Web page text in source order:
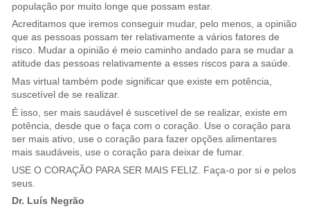
população por muito longe que possam estar.
Acreditamos que iremos conseguir mudar, pelo menos, a opinião
que as pessoas possam ter relativamente a vários fatores de
risco. Mudar a opinião é meio caminho andado para se mudar a
atitude das pessoas relativamente a esses riscos para a saúde.
Mas virtual também pode significar que existe em potência,
suscetível de se realizar.
É isso, ser mais saudável é suscetível de se realizar, existe em
potência, desde que o faça com o coração. Use o coração para
ser mais ativo, use o coração para fazer opções alimentares
mais saudáveis, use o coração para deixar de fumar.
USE O CORAÇÃO PARA SER MAIS FELIZ. Faça-o por si e pelos
seus.
Dr. Luís Negrão